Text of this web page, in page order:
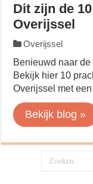
Dit zijn de
Overijssel
Overijssel
Benieuwd naar
Bekijk hier 10
Overijssel met
Bekijk blog »